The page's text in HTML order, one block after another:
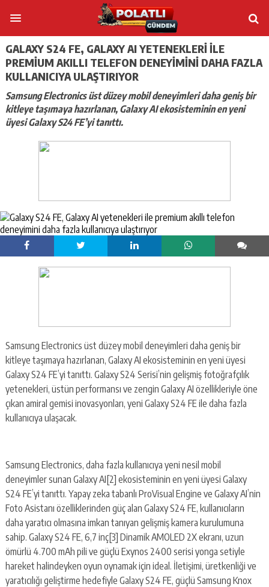
GALAXY S24 FE, GALAXY AI YETENEKLERI ILE
PREMIUM AKILLI TELEFON DENEYIMINI DAHA FAZLA
KULLANICIYA ULAŞTIRIYOR
Samsung Electronics üst düzey mobil deneyimleri daha geniş bir
kitleye taşımaya hazırlanan, Galaxy AI ekosisteminin en yeni
üyesi Galaxy S24 FE’yi tanıttı.
Samsung Electronics üst düzey mobil deneyimleri daha geniş bir
kitleye taşımaya hazırlanan, Galaxy AI ekosisteminin en yeni üyesi
Galaxy S24 FE’yi tanıttı. Galaxy S24 Serisi’nin gelişmiş fotoğrafçılık
yetenekleri, üstün performansı ve zengin Galaxy AI özellikleriyle öne
çıkan amiral gemisi inovasyonları, yeni Galaxy S24 FE ile daha fazla
kullanıcıya ulaşacak.
Samsung Electronics, daha fazla kullanıcıya yeni nesil mobil
deneyimler sunan Galaxy AI[2] ekosisteminin en yeni üyesi Galaxy
S24 FE’yi tanıttı. Yapay zeka tabanlı ProVisual Engine ve Galaxy AI’nin
Foto Asistanı özelliklerinden güç alan Galaxy S24 FE, kullanıcıların
daha yaratıcı olmasına imkan tanıyan gelişmiş kamera kurulumuna
sahip. Galaxy S24 FE, 6,7 inç[3] Dinamik AMOLED 2X ekranı, uzun
ömürlü 4.700 mAh pili ve güçlü Exynos 2400 serisi yonga setiyle
hareket halindeyken oyun oynamak için ideal. İletişimi, üretkenliği ve
yaratıcılığı geliştirme hedefiyle Galaxy S24 FE, güçlü Samsung Knox